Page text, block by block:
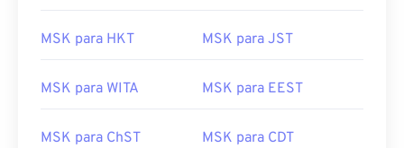
MSK para HKT MSK para JST
MSK para WITA MSK para EEST
MSK para ChST MSK para CDT